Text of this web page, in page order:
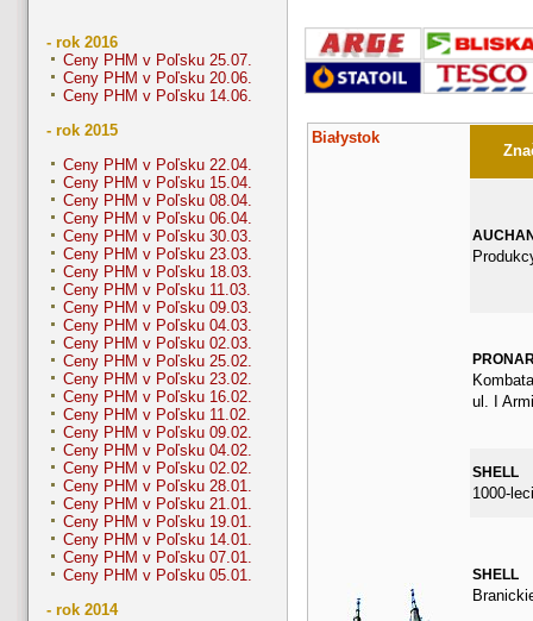
- rok 2016
Ceny PHM v Poľsku 25.07.
Ceny PHM v Poľsku 20.06.
Ceny PHM v Poľsku 14.06.
- rok 2015
Ceny PHM v Poľsku 22.04.
Ceny PHM v Poľsku 15.04.
Ceny PHM v Poľsku 08.04.
Ceny PHM v Poľsku 06.04.
Ceny PHM v Poľsku 30.03.
Ceny PHM v Poľsku 23.03.
Ceny PHM v Poľsku 18.03.
Ceny PHM v Poľsku 11.03.
Ceny PHM v Poľsku 09.03.
Ceny PHM v Poľsku 04.03.
Ceny PHM v Poľsku 02.03.
Ceny PHM v Poľsku 25.02.
Ceny PHM v Poľsku 23.02.
Ceny PHM v Poľsku 16.02.
Ceny PHM v Poľsku 11.02.
Ceny PHM v Poľsku 09.02.
Ceny PHM v Poľsku 04.02.
Ceny PHM v Poľsku 02.02.
Ceny PHM v Poľsku 28.01.
Ceny PHM v Poľsku 21.01.
Ceny PHM v Poľsku 19.01.
Ceny PHM v Poľsku 14.01.
Ceny PHM v Poľsku 07.01.
Ceny PHM v Poľsku 05.01.
- rok 2014
Białystok
ul. I
SHELL
1000-
SHELL